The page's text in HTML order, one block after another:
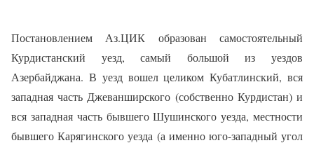
Постановлением Аз.ЦИК образован самостоятельный
Курдистанский уезд, самый большой из уездов
Азербайджана. В уезд вошел целиком Кубатлинский, вся
западная часть Джеванширского (собственно Курдистан) и
вся западная часть бывшего Шушинского уезда, местности
бывшего Карягинского уезда (а именно юго-западный угол